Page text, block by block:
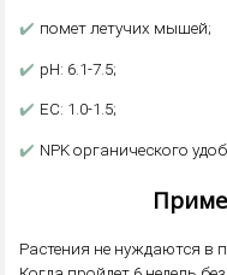
✔️ помет летучих мышей;
✔️ pH: 6.1-7.5;
✔️ EC: 1.0-1.5;
✔️ NPK органического
Растения не нуждаются в